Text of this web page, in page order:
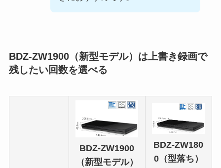
BDZ-ZW1900（新型モデル）は上書き録画で
残したい回数を選べる
BDZ-ZW1900
（新型モデル）
BDZ-ZW180
0（型落ち）